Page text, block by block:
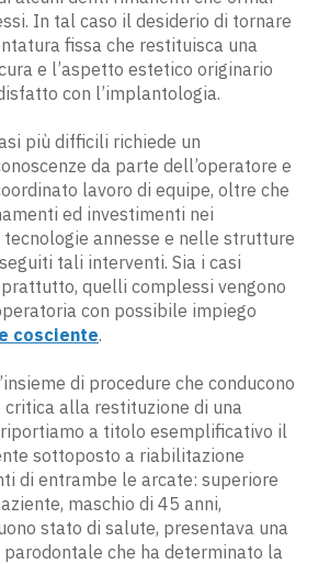
In tal caso il desiderio di tornare
fissa che restituisca una
e l’aspetto estetico originario
con l’implantologia.
più difficili richiede un
da parte dell’operatore e
lavoro di equipe, oltre che
ed investimenti nei
annesse e nelle strutture
tali interventi. Sia i casi
quelli complessi vengono
con possibile impiego
cosciente​.
di procedure che conducono
alla restituzione di una
a titolo esemplificativo il
sottoposto a riabilitazione
di entrambe le arcate: superiore
maschio di 45 anni,
stato di salute, presentava una
che ha determinato la